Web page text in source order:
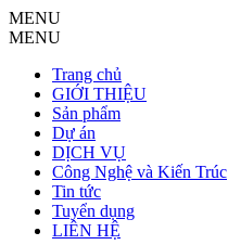
MENU
MENU
Trang chủ
GIỚI THIỆU
Sản phẩm
Dự án
DỊCH VỤ
Công Nghệ và Kiến Trúc
Tin tức
Tuyển dụng
LIÊN HỆ